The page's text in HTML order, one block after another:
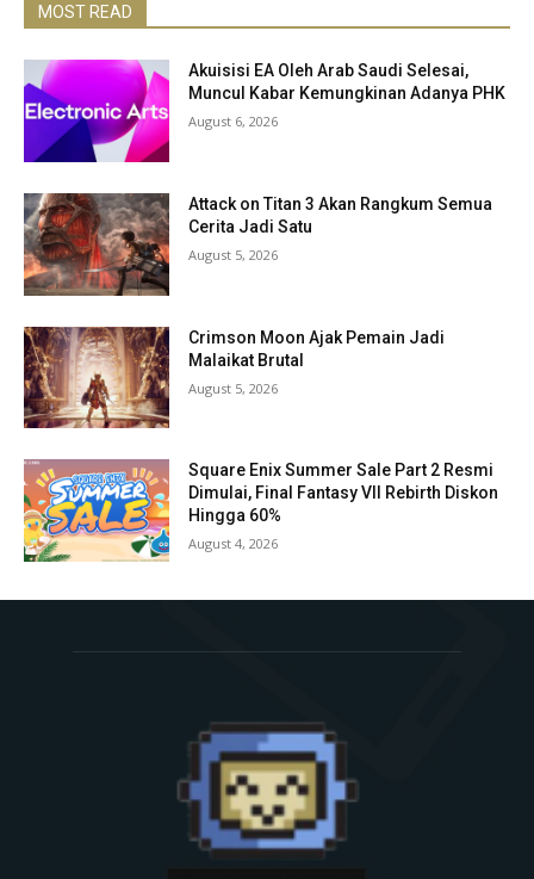
MOST READ
Akuisisi EA Oleh Arab Saudi Selesai,
Muncul Kabar Kemungkinan Adanya PHK
August 6, 2026
Attack on Titan 3 Akan Rangkum Semua
Cerita Jadi Satu
August 5, 2026
Crimson Moon Ajak Pemain Jadi
Malaikat Brutal
August 5, 2026
Square Enix Summer Sale Part 2 Resmi
Dimulai, Final Fantasy VII Rebirth Diskon
Hingga 60%
August 4, 2026